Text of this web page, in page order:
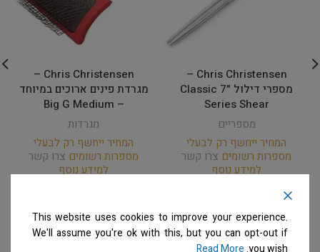
Chris Christensen –
מספרי דילול ״7 Classic
Series Shear
מספריים
המחיר ייחשף רק לבעלי
מספרות רשומים צרו קשר
למידע נוסף
Chris Christensen –
מגרדת פינים ארוכים במיוחד
– Big G Medium
מגרדות
המחיר ייחשף רק לבעלי
מספרות רשומים צרו קשר
למידע נוסף
This website uses cookies to improve your experience.
We'll assume you're ok with this, but you can opt-out if
you wish.
Read More